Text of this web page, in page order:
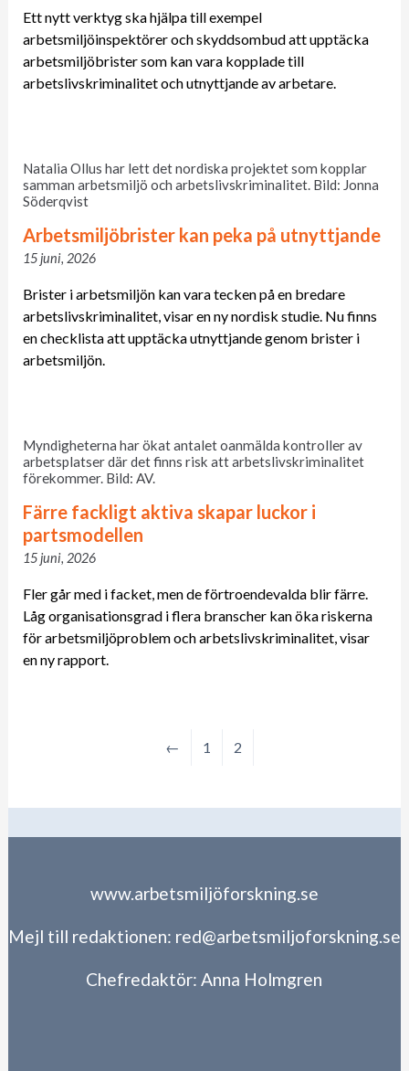
Ett nytt verktyg ska hjälpa till exempel
arbetsmiljöinspektörer och skyddsombud att upptäcka
arbetsmiljöbrister som kan vara kopplade till
arbetslivskriminalitet och utnyttjande av arbetare.
Natalia Ollus har lett det nordiska projektet som kopplar
samman arbetsmiljö och arbetslivskriminalitet. Bild: Jonna
Söderqvist
Arbetsmiljöbrister kan peka på utnyttjande
15 juni, 2026
Brister i arbetsmiljön kan vara tecken på en bredare
arbetslivskriminalitet, visar en ny nordisk studie. Nu finns
en checklista att upptäcka utnyttjande genom brister i
arbetsmiljön.
Myndigheterna har ökat antalet oanmälda kontroller av
arbetsplatser där det finns risk att arbetslivskriminalitet
förekommer. Bild: AV.
Färre fackligt aktiva skapar luckor i
partsmodellen
15 juni, 2026
Fler går med i facket, men de förtroendevalda blir färre.
Låg organisationsgrad i flera branscher kan öka riskerna
för arbetsmiljöproblem och arbetslivskriminalitet, visar
en ny rapport.
← 1 2
www.arbetsmiljöforskning.se
Mejl till redaktionen: red@arbetsmiljoforskning.se
Chefredaktör:Anna Holmgren